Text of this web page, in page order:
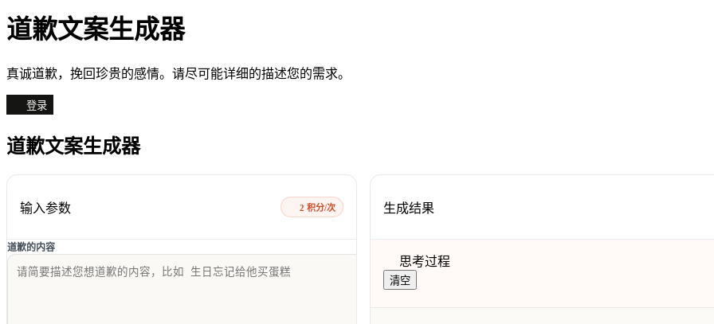
道歉文案生成器
真诚道歉，挽回珍贵的感情。请尽可能详细的描述您的需求。
登录
道歉文案生成器
输入参数 2 积分/次
道歉的内容
生成结果
思考过程
清空